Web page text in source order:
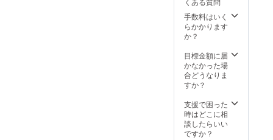
インのオリジナ
ルパーカー ・夜
狩うるの貴方へ
送る手作りシル
の着けたい指の
リングサイズを
備考欄に記載く
ださい) ※記載い
住所にお送りし
ます。
手数料はいく
らかかります
か？
目標金額に届
かなかった場
合どうなりま
すか？
支援で困った
時はどこに相
談したらいい
ですか？